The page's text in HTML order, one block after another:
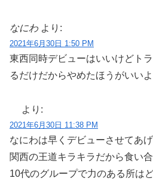
なにわ より:
2021年6月30日 1:50 PM
東西同時デビューはいいけどト
るだけだからやめたほうがいいよ
より:
2021年6月30日 11:38 PM
なにわは早くデビューさせてあ
関西の王道キラキラだから食い
10代のグループで力のある所は